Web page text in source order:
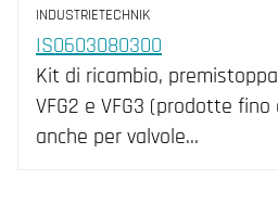
INDUSTRIETECHNIK
IS0603080300
Kit di ricambio,
VFG2 e VFG3 (prodotte fino
anche per valvole…